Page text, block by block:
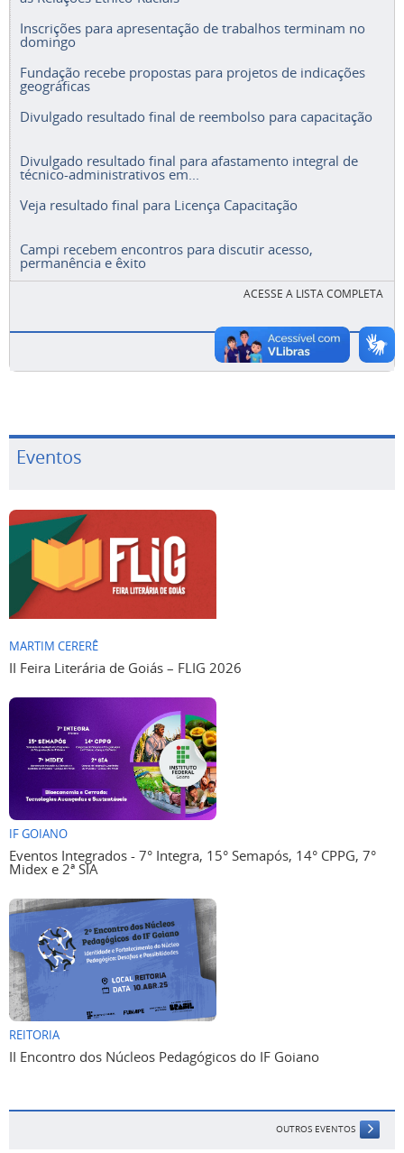
Inscrições para apresentação de trabalhos terminam no
domingo
Fundação recebe propostas para projetos de indicações
geográficas
Divulgado resultado final de reembolso para capacitação
técnico-administrativos em...
permanência e êxito
Eventos
II Feira Literária de Goiás – FLIG 2026
IF GOIANO
Eventos Integrados - 7° Integra, 15° Semapós, 14° CPPG, 7°
Midex e 2ª SIA
REITORIA
II Encontro dos Núcleos Pedagógicos do IF Goiano
OUTROS EVENTOS